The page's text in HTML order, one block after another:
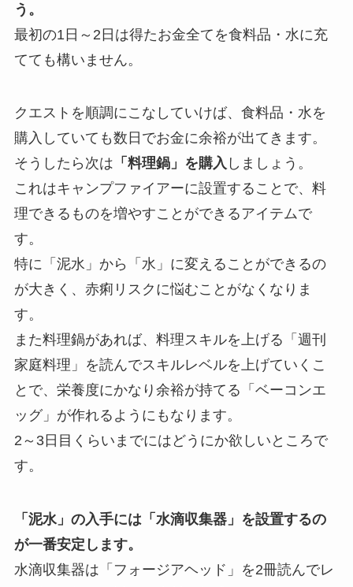
う。
最初の1日～2日は得たお金全てを食料品・水に充
てても構いません。
クエストを順調にこなしていけば、食料品・水を
購入していても数日でお金に余裕が出てきます。
そうしたら次は 「料理鍋」を購入 しましょう。
これはキャンプファイアーに設置することで、料
理できるものを増やすことができるアイテムで
す。
特に「泥水」から「水」に変えることができるの
が大きく、赤痢リスクに悩むことがなくなりま
す。
また料理鍋があれば、料理スキルを上げる「週刊
家庭料理」を読んでスキルレベルを上げていくこ
とで、栄養度にかなり余裕が持てる「ベーコンエ
ッグ」が作れるようにもなります。
2～3日目くらいまでにはどうにか欲しいところで
す。
「泥水」の入手には「水滴収集器」を設置するの
が一番安定します。
水滴収集器は「フォージアヘッド」を2冊読んでレ